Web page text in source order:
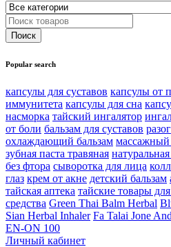
Popular search
капсулы для суставов капсулы от
иммунитета капсулы для сна
насморка тайский ингалятор
от боли бальзам для суставов
охлаждающий бальзам массажный
зубная паста травяная
без фтора сыворотка для лица
глаз крем от акне детский бальзам
тайская аптека тайские товары
средства Green Thai Balm Herbal
Sian Herbal Inhaler Fa Talai Jone
EN-ON 100
Личный кабинет